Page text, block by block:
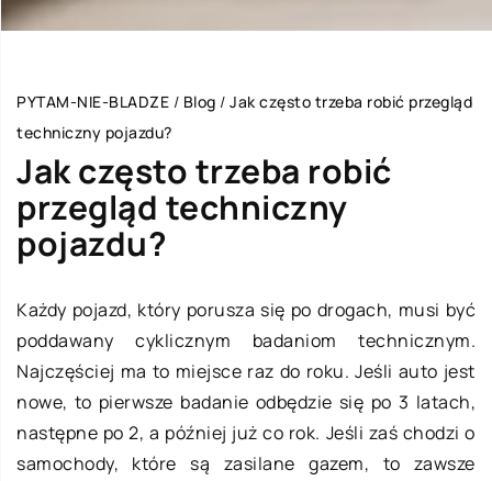
PYTAM-NIE-BLADZE / Blog / Jak często trzeba robić przegląd
techniczny pojazdu?
Jak często trzeba robić
przegląd techniczny
pojazdu?
Każdy pojazd, który porusza się po drogach, musi być
poddawany cyklicznym badaniom technicznym.
Najczęściej ma to miejsce raz do roku. Jeśli auto jest
nowe, to pierwsze badanie odbędzie się po 3 latach,
następne po 2, a później już co rok. Jeśli zaś chodzi o
samochody, które są zasilane gazem, to zawsze